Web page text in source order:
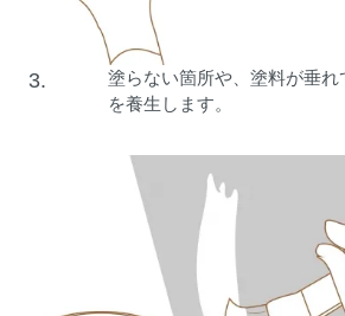
3.
塗らない箇所や、塗料が垂
を養生します。